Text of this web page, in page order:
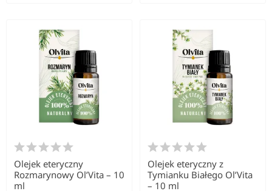
Olejek eteryczny
Rozmarynowy Ol’Vita – 10
ml
Olejek eteryczny z
Tymianku Białego Ol’Vita
– 10 ml